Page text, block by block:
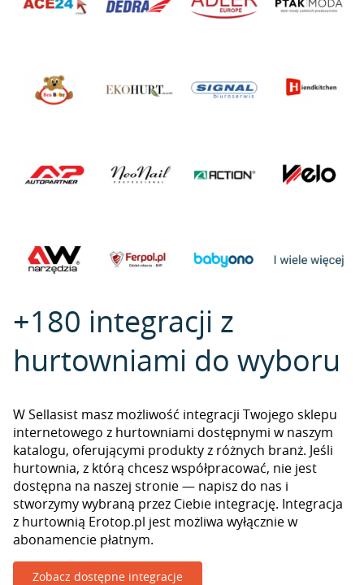
+180 integracji z
hurtowniami do wyboru
W Sellasist masz możliwość integracji Twojego sklepu
internetowego z hurtowniami dostępnymi w naszym
katalogu, oferującymi produkty z różnych branż. Jeśli
hurtownia, z którą chcesz współpracować, nie jest
dostępna na naszej stronie — napisz do nas i
stworzymy wybraną przez Ciebie integrację. Integracja
z hurtownią Erotop.pl jest możliwa wyłącznie w
abonamencie płatnym.
Zobacz dostępne integracje